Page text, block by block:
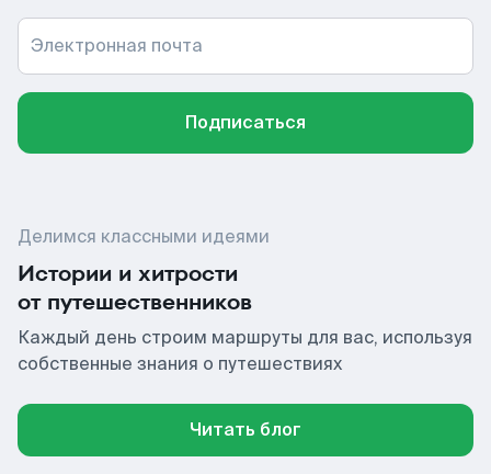
Электронная почта
Подписаться
Делимся классными идеями
Истории и хитрости
от путешественников
Каждый день строим маршруты для вас, используя
собственные знания о путешествиях
Читать блог